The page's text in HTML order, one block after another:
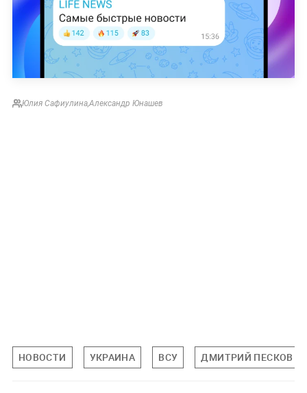
Юлия Сафиулина,Александр Юнашев
НОВОСТИ УКРАИНА ВСУ ДМИТРИЙ ПЕСКОВ